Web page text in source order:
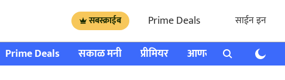
सबस्क्राईब Prime Deals साईन इन
Prime Deals सकाळ मनी प्रीमियर आणखी राशी भविष्य